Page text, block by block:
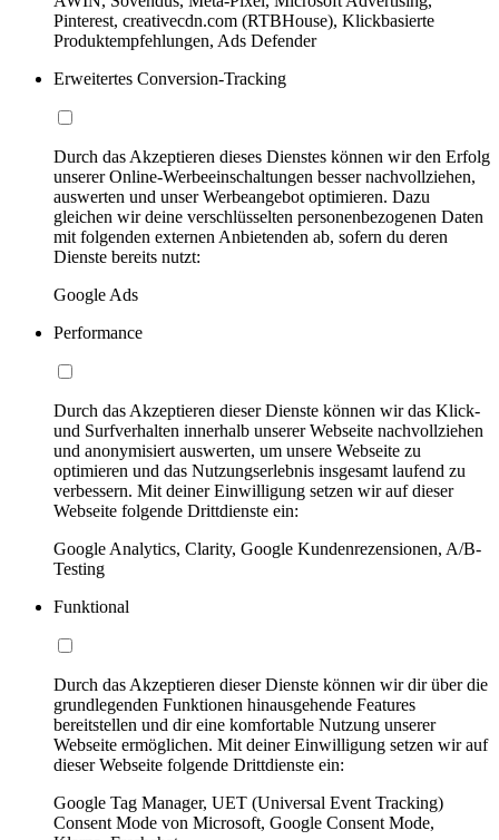
Pinterest, creativecdn.com (RTBHouse), Klickbasierte
Produktempfehlungen, Ads Defender
Erweitertes Conversion-Tracking
Durch das Akzeptieren dieses Dienstes können wir den Erfolg
unserer Online-Werbeeinschaltungen besser nachvollziehen,
auswerten und unser Werbeangebot optimieren. Dazu
gleichen wir deine verschlüsselten personenbezogenen Daten
mit folgenden externen Anbietenden ab, sofern du deren
Dienste bereits nutzt:
Google Ads
Performance
Durch das Akzeptieren dieser Dienste können wir das Klick-
und Surfverhalten innerhalb unserer Webseite nachvollziehen
und anonymisiert auswerten, um unsere Webseite zu
optimieren und das Nutzungserlebnis insgesamt laufend zu
verbessern. Mit deiner Einwilligung setzen wir auf dieser
Webseite folgende Drittdienste ein:
Google Analytics, Clarity, Google Kundenrezensionen, A/B-
Testing
Funktional
Durch das Akzeptieren dieser Dienste können wir dir über die
grundlegenden Funktionen hinausgehende Features
bereitstellen und dir eine komfortable Nutzung unserer
Webseite ermöglichen. Mit deiner Einwilligung setzen wir auf
dieser Webseite folgende Drittdienste ein:
Google Tag Manager, UET (Universal Event Tracking)
Consent Mode von Microsoft, Google Consent Mode,